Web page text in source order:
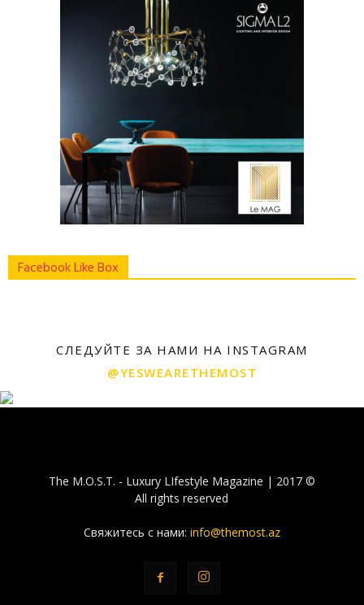
Facebook Like Box
СЛЕДУЙТЕ ЗА НАМИ НА INSTAGRAM
@YESWEARETHEMOST
The M.O.S.T. - Luxury LIfestyle Magazine | 2017 ©
All rights reserved
Свяжитесь с нами: info@themost.az